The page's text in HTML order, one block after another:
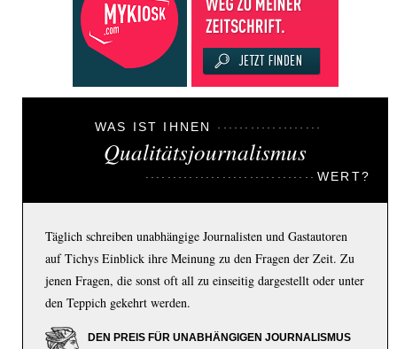
WAS IST IHNEN
Qualitätsjournalismus
WERT?
Täglich schreiben unabhängige Journalisten und Gastautoren
auf Tichys Einblick ihre Meinung zu den Fragen der Zeit. Zu
jenen Fragen, die sonst oft all zu einseitig dargestellt oder unter
den Teppich gekehrt werden.
DEN PREIS FÜR UNABHÄNGIGEN JOURNALISMUS